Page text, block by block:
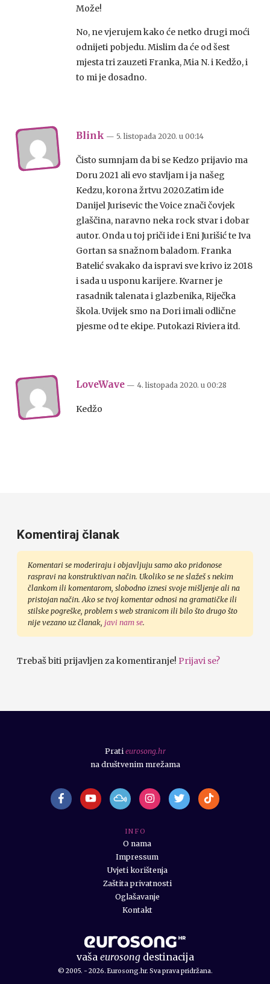
Može!
No, ne vjerujem kako će netko drugi moći
odnijeti pobjedu. Mislim da će od šest
mjesta tri zauzeti Franka, Mia N. i Kedžo, i
to mi je dosadno.
Blink — 5. listopada 2020. u 00:14
Čisto sumnjam da bi se Kedzo prijavio ma
Doru 2021 ali evo stavljam i ja našeg
Kedzu, korona žrtvu 2020.Zatim ide
Danijel Jurisevic the Voice znači čovjek
glaščina, naravno neka rock stvar i dobar
autor. Onda u toj priči ide i Eni Jurišić te Iva
Gortan sa snažnom baladom. Franka
Batelić svakako da ispravi sve krivo iz 2018
i sada u usponu karijere. Kvarner je
rasadnik talenata i glazbenika, Riječka
škola. Uvijek smo na Dori imali odlične
pjesme od te ekipe. Putokazi Riviera itd.
LoveWave — 4. listopada 2020. u 00:28
Kedžo
Komentiraj članak
Komentari se moderiraju i objavljuju samo ako pridonose
raspravi na konstruktivan način. Ukoliko se ne slažeš s nekim
člankom ili komentarom, slobodno iznesi svoje mišljenje ali na
pristojan način. Ako se tvoj komentar odnosi na gramatičke ili
stilske pogreške, problem s web stranicom ili bilo što drugo što
nije vezano uz članak, javi nam se.
Trebaš biti prijavljen za komentiranje! Prijavi se?
vaša eurosongdestinacija
© 2005. - 2026. Eurosong.hr. Sva prava pridržana.
I N F O
O nama
Impressum
Uvjeti korištenja
Zaštita privatnosti
Oglašavanje
Kontakt
Prati eurosong.hr
na društvenim mrežama